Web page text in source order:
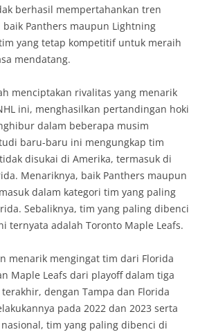
berhasil mempertahankan tren
Panthers maupun Lightning
yang tetap kompetitif untuk meraih
mendatang.
menciptakan rivalitas yang menarik
ini, menghasilkan pertandingan hoki
dalam beberapa musim
baru-baru ini mengungkap tim
disukai di Amerika, termasuk di
Menariknya, baik Panthers maupun
dalam kategori tim yang paling
Sebaliknya, tim yang paling dibenci
ternyata adalah Toronto Maple Leafs.
menarik mengingat tim dari Florida
Maple Leafs dari playoff dalam tiga
dengan Tampa dan Florida
pada 2022 dan 2023 serta
tim yang paling dibenci di